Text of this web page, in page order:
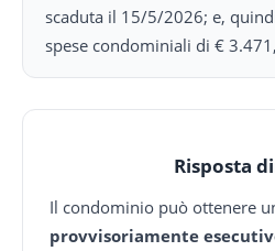
scaduta il 15/5/2026; e,
spese condominiali di €
Risposta
Il condominio può ottenere
provvisoriamente